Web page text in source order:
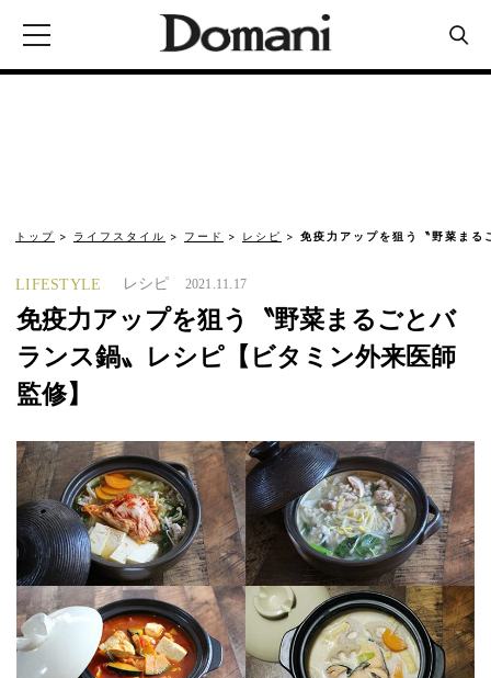
トップ ライフスタイル フード レシピ 免疫力アップを狙う〝野菜ま
LIFESTYLE レシピ 2021.11.17
免疫力アップを狙う〝野菜まるごとバ
ランス鍋〟レシピ【ビタミン外来医師
監修】